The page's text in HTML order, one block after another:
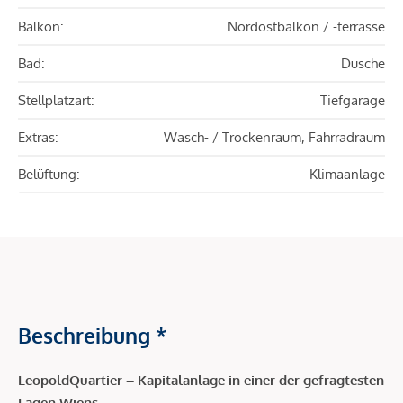
Balkon: Nordostbalkon / -terrasse
Bad: Dusche
Stellplatzart: Tiefgarage
Extras: Wasch- / Trockenraum, Fahrradraum
Belüftung: Klimaanlage
Beschreibung *
LeopoldQuartier – Kapitalanlage in einer der gefragtesten